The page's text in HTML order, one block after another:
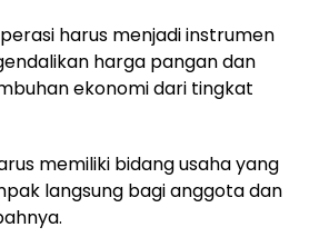
harus menjadi instrumen
harga pangan dan
ekonomi dari tingkat
memiliki bidang usaha yang
langsung bagi anggota dan